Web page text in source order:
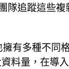
隊追蹤這些複
有多種不同
料量，在導